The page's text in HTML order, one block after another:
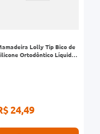
Lolly Tip Bico de
Ortodôntico Líquidos
24,49